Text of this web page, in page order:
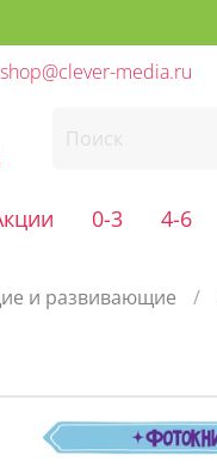
shop@clever-media.ru
0-3 4-6
и развивающие